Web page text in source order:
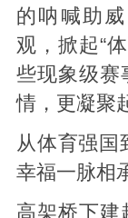
的呐喊助
观，掀起“
些现象级赛
情，更凝聚
从体育强国
幸福一脉相
高架桥下建